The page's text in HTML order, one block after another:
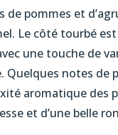
de pommes et
Le côté tourbé
une touche de
notes de
aromatique des
et d’une belle